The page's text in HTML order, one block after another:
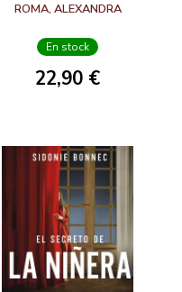
ROMA, ALEXANDRA
En stock
22,90 €